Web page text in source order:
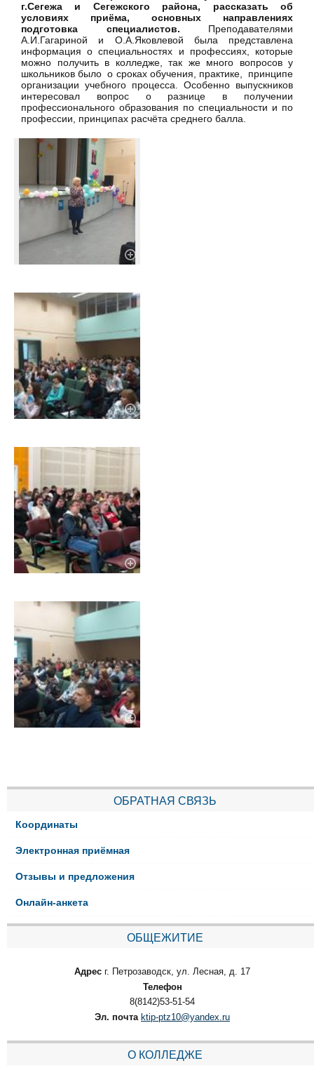
г.Сегежа и Сегежского района, рассказать об
условиях приёма, основных направлениях
подготовка специалистов. Преподавателями
А.И.Гагариной и О.А.Яковлевой была представлена
информация о специальностях и профессиях, которые
можно получить в колледже, так же много вопросов у
школьников было о сроках обучения, практике, принципе
организации учебного процесса. Особенно выпускников
интересовал вопрос о разнице в получении
профессионального образования по специальности и по
профессии, принципах расчёта среднего балла.
ОБРАТНАЯ СВЯЗЬ
Координаты
Электронная приёмная
Отзывы и предложения
Онлайн-анкета
ОБЩЕЖИТИЕ
Адрес г. Петрозаводск, ул. Лесная, д. 17
Телефон
8(8142)53-51-54
Эл. почта ktip-ptz10@yandex.ru
О КОЛЛЕДЖЕ